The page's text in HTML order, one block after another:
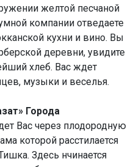
желтой песчаной
компании отведаете
кухни и вино. Вы
деревни, увидите
хлеб. Вас ждет
музыки и веселья.
Города
Вас через плодородную
которой расстилается
Здесь нчинается